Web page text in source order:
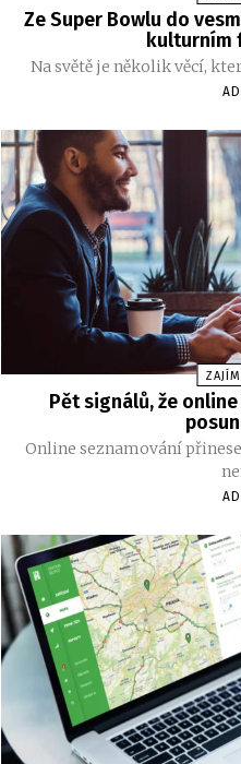
Ze Super Bowlu do
kulturním
Na světě je několik věcí,
Pět signálů, že
Online seznamování